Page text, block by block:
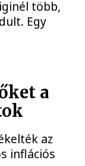
több,
Egy
a
az
inflációs